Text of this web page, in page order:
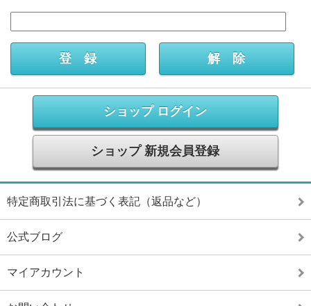
ショップ ログイン
ショップ 新規会員登録
特定商取引法に基づく表記（返品など）
公式ブログ
マイアカウント